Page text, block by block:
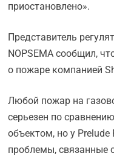
приостановлено».
Представитель
NOPSEMA сообщил,
о пожаре компанией
Любой пожар на
серьезен по
объектом, но у Prelude
проблемы, связанные